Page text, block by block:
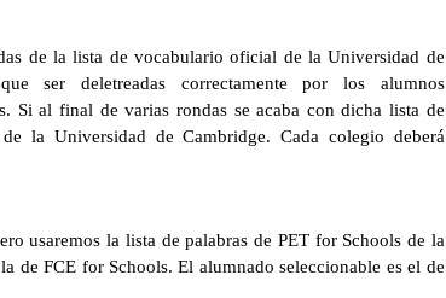
de la lista devocabulario oficial de la Universidad de
ser deletreadas correctamente por los alumnos
Si al final de varias rondas se acaba con dicha lista de
de la Universidad de Cambridge. Cada colegio deberá
usaremos la lista de palabras de PET for Schools de la
de FCE for Schools. El alumnado seleccionable es el de